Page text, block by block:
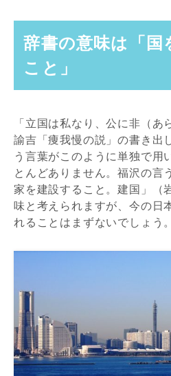
辞書の意味は「国
こと」
「立国は私なり、公に非（あ
諭吉「痩我慢の説」の書き出
う言葉がこのように単独で用
とんどありません。福沢の言
家を建設すること。建国」（
味と考えられますが、今の日
れることはまずないでしょう。